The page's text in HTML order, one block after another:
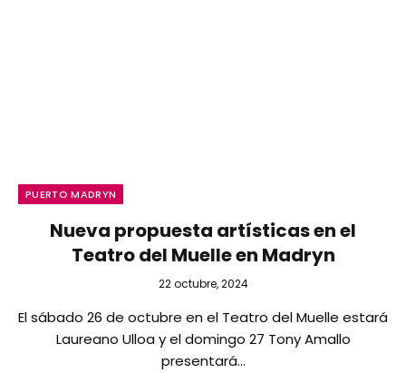
PUERTO MADRYN
Nueva propuesta artísticas en el
Teatro del Muelle en Madryn
22 octubre, 2024
El sábado 26 de octubre en el Teatro del Muelle estará
Laureano Ulloa y el domingo 27 Tony Amallo
presentará…